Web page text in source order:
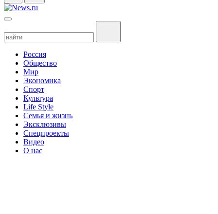
Россия
Общество
Мир
Экономика
Спорт
Культура
Life Style
Семья и жизнь
Эксклюзивы
Спецпроекты
Видео
О нас